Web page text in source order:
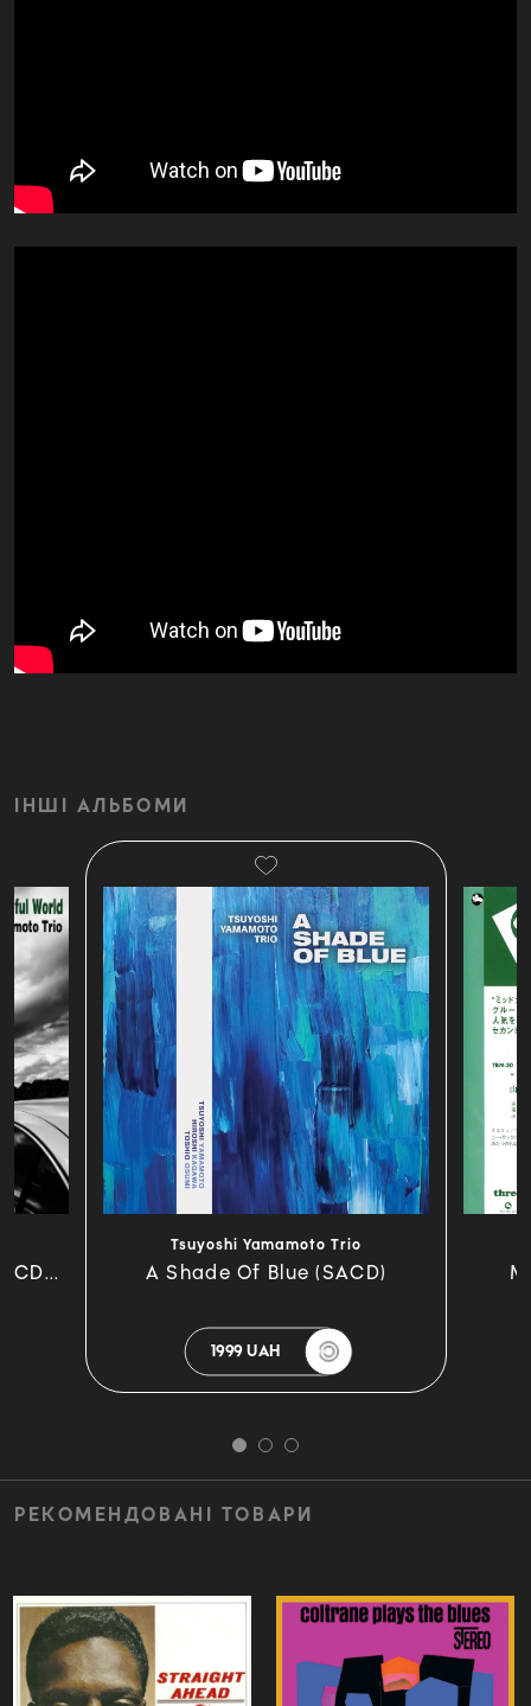
ІНШІ АЛЬБОМИ
Tsuyoshi Yamamoto Trio
A Shade Of Blue (SACD)
1999 UAH
РЕКОМЕНДОВАНІ ТОВАРИ